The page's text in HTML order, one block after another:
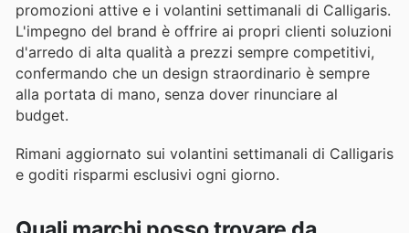
promozioni attive e i volantini settimanali di Calligaris.
L'impegno del brand è offrire ai propri clienti soluzioni
d'arredo di alta qualità a prezzi sempre competitivi,
confermando che un design straordinario è sempre
alla portata di mano, senza dover rinunciare al
budget.
Rimani aggiornato sui volantini settimanali di Calligaris
e goditi risparmi esclusivi ogni giorno.